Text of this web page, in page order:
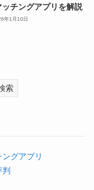
ッチングアプリを解説
年1月10日
索
グアプリ
判